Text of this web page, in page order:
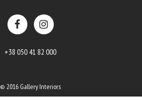
+38 050 41 82 000
© 2016 Gallery Interiors